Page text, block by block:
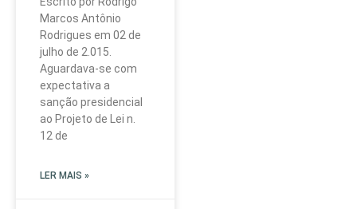
Marcos Antônio
Rodrigues em 02 de
julho de 2.015.
Aguardava-se com
expectativa a
sanção presidencial
ao Projeto de Lei n.
12 de
LER MAIS »